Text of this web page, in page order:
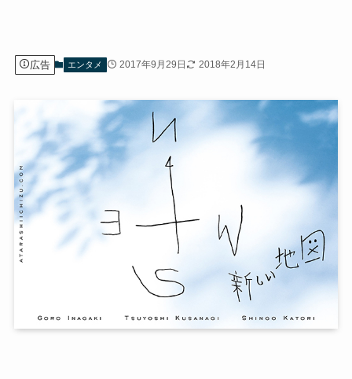
広告 エンタメ 2017年9月29日 2018年2月14日